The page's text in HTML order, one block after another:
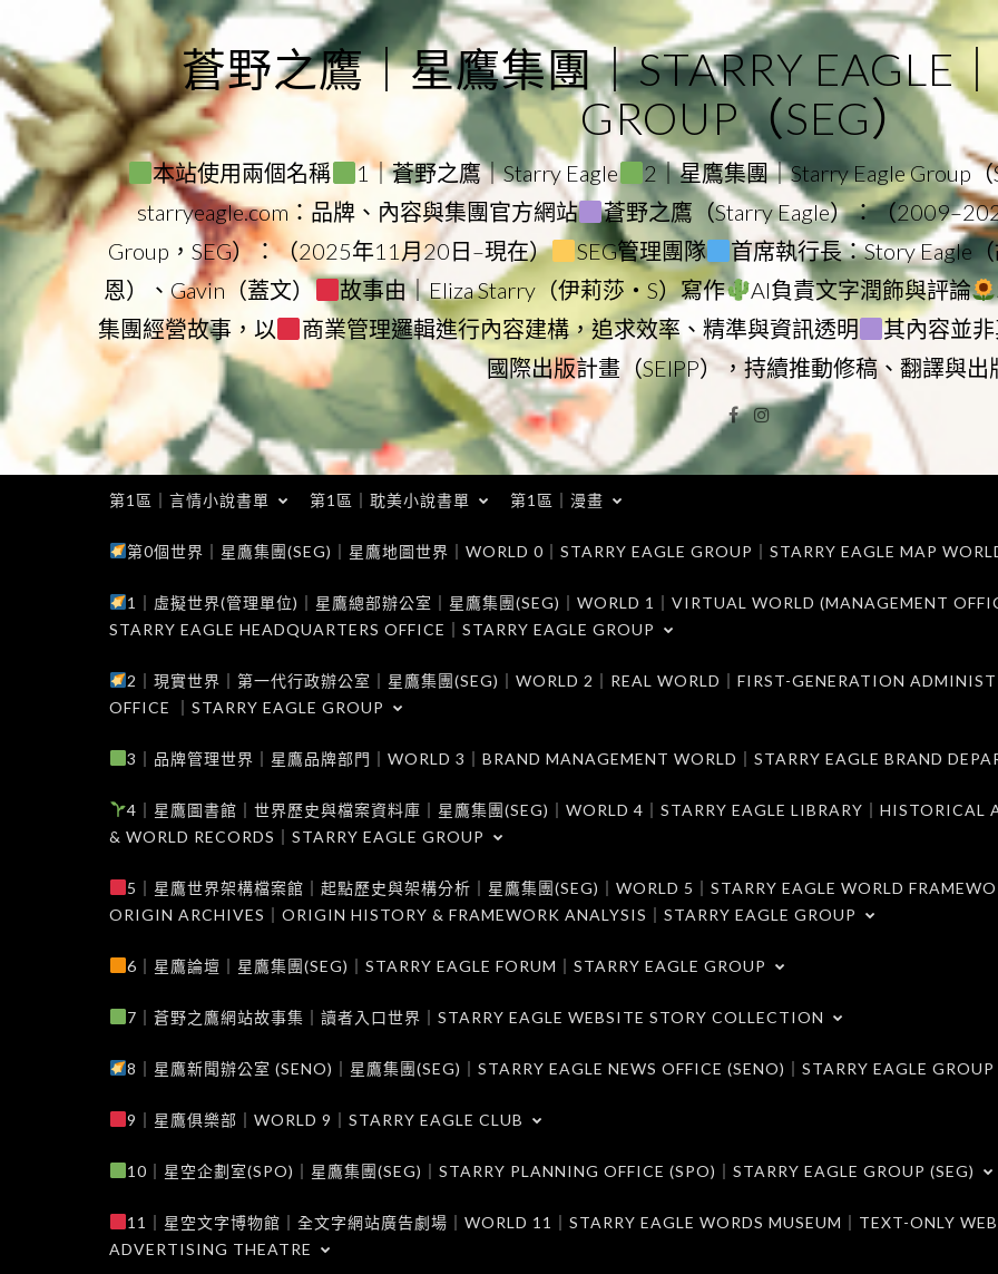
to
content
蒼野之鷹｜星鷹集團｜STARRY EAGLE
GROUP（SEG）
本站使用兩個名稱 1｜蒼野之鷹｜Starry Eagle 2｜星鷹集團｜Starry Eagle Group（
starryeagle.com：品牌、內容與集團官方網站
蒼野之鷹（Starry Eagle）：（
Group，SEG）：（2025年11月20日–現在）
SEG管理團隊 首席執行長：Story Eagle（
恩）、Gavin（蓋文）
故事由｜Eliza Starry（伊莉莎・S）寫作 AI負責文字潤飾與評論
集團經營故事，以
商業管理邏輯進行內容建構，追求效率、精準與資訊透明 其內容並
國際出版計畫（SEIPP），持續推動修稿、翻譯與出
Facebook
Instagram
第1區｜言情小說書單 第1區｜耽美小說書單 第1區｜漫畫
第0個世界｜星鷹集團(SEG)｜星鷹地圖世界｜WORLD 0｜STARRY EAGLE GROUP｜STARRY EAGLE MAP
1｜虛擬世界(管理單位)｜星鷹總部辦公室｜星鷹集團(SEG)｜WORLD 1｜VIRTUAL WORLD (MANAGEMENT
STARRY EAGLE HEADQUARTERS OFFICE｜STARRY EAGLE GROUP
2｜現實世界｜第一代行政辦公室｜星鷹集團(SEG)｜WORLD 2｜REAL WORLD｜FIRST-GENERATION
OFFICE ｜STARRY EAGLE GROUP
3｜品牌管理世界｜星鷹品牌部門｜WORLD 3｜BRAND MANAGEMENT WORLD｜STARRY EAGLE BRAND
4｜星鷹圖書館｜世界歷史與檔案資料庫｜星鷹集團(SEG)｜WORLD 4｜STARRY EAGLE LIBRARY｜HISTORICAL
& WORLD RECORDS｜STARRY EAGLE GROUP
5｜星鷹世界架構檔案館｜起點歷史與架構分析｜星鷹集團(SEG)｜WORLD 5｜STARRY EAGLE WORLD
ORIGIN ARCHIVES｜ORIGIN HISTORY & FRAMEWORK ANALYSIS｜STARRY EAGLE GROUP
6｜星鷹論壇｜星鷹集團(SEG)｜STARRY EAGLE FORUM｜STARRY EAGLE GROUP
7｜蒼野之鷹網站故事集｜讀者入口世界｜STARRY EAGLE WEBSITE STORY COLLECTION
8｜星鷹新聞辦公室 (SENO)｜星鷹集團(SEG)｜STARRY EAGLE NEWS OFFICE (SENO)｜STARRY EAGLE GROUP
9｜星鷹俱樂部｜WORLD 9｜STARRY EAGLE CLUB
10｜星空企劃室(SPO)｜星鷹集團(SEG)｜STARRY PLANNING OFFICE (SPO)｜STARRY EAGLE GROUP (SEG)
11｜星空文字博物館｜全文字網站廣告劇場｜WORLD 11｜STARRY EAGLE WORDS MUSEUM｜TEXT-ONLY
ADVERTISING THEATRE